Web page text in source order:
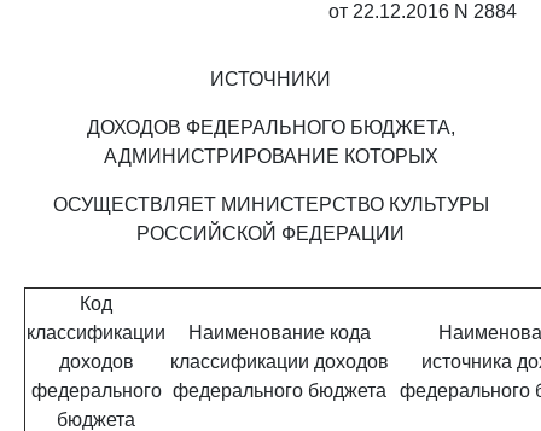
от 22.12.2016 N 2884
ИСТОЧНИКИ
ДОХОДОВ ФЕДЕРАЛЬНОГО БЮДЖЕТА,
АДМИНИСТРИРОВАНИЕ КОТОРЫХ
ОСУЩЕСТВЛЯЕТ МИНИСТЕРСТВО КУЛЬТУРЫ
РОССИЙСКОЙ ФЕДЕРАЦИИ
Код
классификации
доходов
федерального
бюджета
Наименование кода
классификации доходов
федерального бюджета
источника
федерального